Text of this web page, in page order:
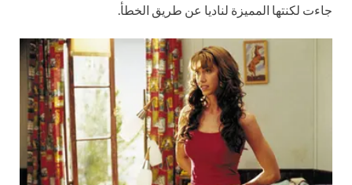
جاءت لكنتها المميزة لناديا عن طريق الخطأ.